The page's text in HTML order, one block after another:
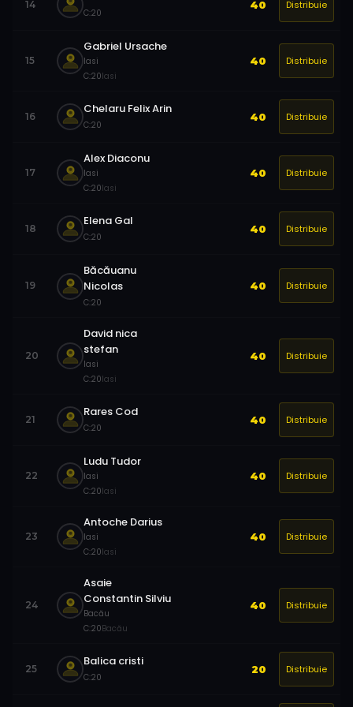
14
C:20
40 Distribuie
15
Gabriel Ursache
Iasi
C:20Iasi
40 Distribuie
16
Chelaru Felix Arin
C:20
40 Distribuie
17
Alex Diaconu
Iasi
C:20Iasi
40 Distribuie
18
Elena Gal
C:20
40 Distribuie
19
Băcăuanu
Nicolas
C:20
40 Distribuie
20
David nica
stefan
Iasi
C:20Iasi
40 Distribuie
21
Rares Cod
C:20
40 Distribuie
22
Ludu Tudor
Iasi
C:20Iasi
40 Distribuie
23
Antoche Darius
Iasi
C:20Iasi
40 Distribuie
24
Asaie
Constantin Silviu
Bacău
C:20Bacău
40 Distribuie
25
Balica cristi
C:20
20 Distribuie